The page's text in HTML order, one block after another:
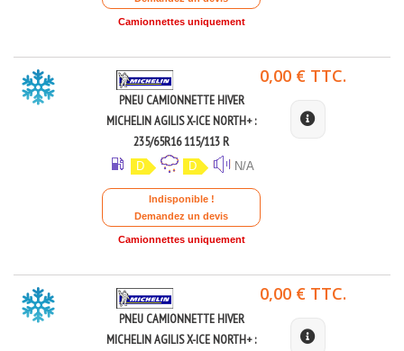
Camionnettes uniquement
PNEU CAMIONNETTE HIVER
MICHELIN AGILIS X-ICE NORTH+ :
235/65R16 115/113 R
D D N/A
Indisponible !
Demandez un devis
Camionnettes uniquement
0,00 € TTC.
PNEU CAMIONNETTE HIVER
MICHELIN AGILIS X-ICE NORTH+ :
0,00 € TTC.